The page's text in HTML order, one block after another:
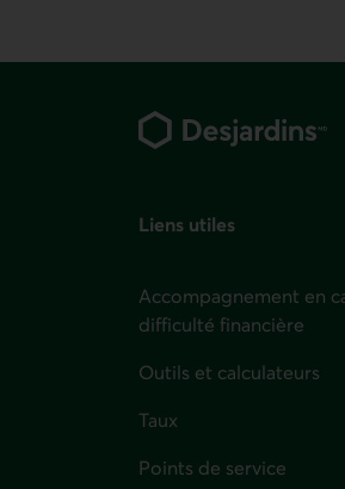
Liens utiles
Accompagnement en
difficulté financière
Outils et calculateurs
Taux
Points de service